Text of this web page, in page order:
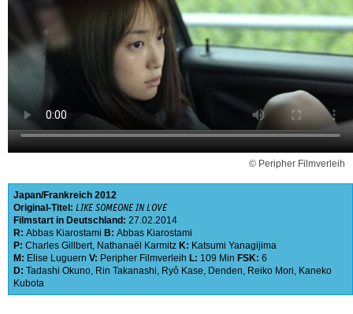
© Peripher Filmverleih
Japan Frankreich 2012
Original-Titel: LIKE SOMEONE IN LOVE
Filmstart in Deutschland: 27.02.2014
R: Abbas Kiarostami B: Abbas Kiarostami
P: Charles Gillbert, Nathanaël Karmitz K: Katsumi Yanagijima
M: Elise Luguern V: Peripher Filmverleih L: 109 Min FSK: 6
D: Tadashi Okuno, Rin Takanashi, Ryô Kase, Denden, Reiko Mori, Kaneko
Kubota